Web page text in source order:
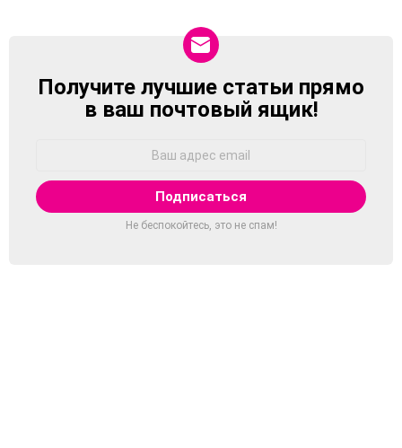
NEWSLETTER
Получите лучшие статьи прямо
в ваш почтовый ящик!
Не беспокойтесь, это не спам!